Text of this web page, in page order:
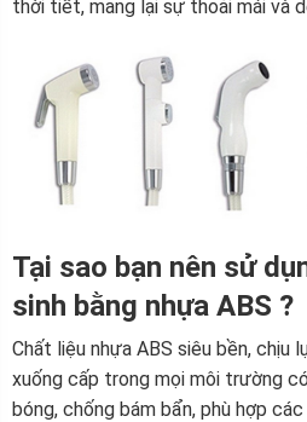
thời tiết, mang lại sự thoải mái và
Tại sao bạn nên sử
sinh bằng nhựa ABS ?
Chất liệu nhựa ABS siêu bền, chịu
xuống cấp trong mọi môi trường
bóng, chống bám bẩn, phù hợp